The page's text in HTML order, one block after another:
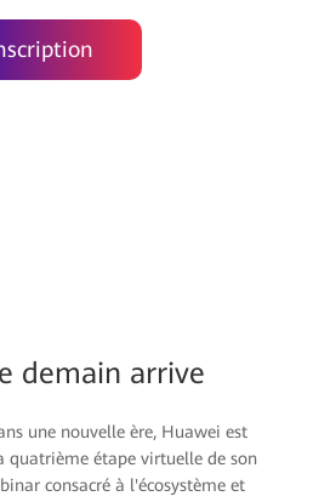
demain arrive
une nouvelle ère, Huawei est
quatrième étape virtuelle de son
consacré à l'écosystème et